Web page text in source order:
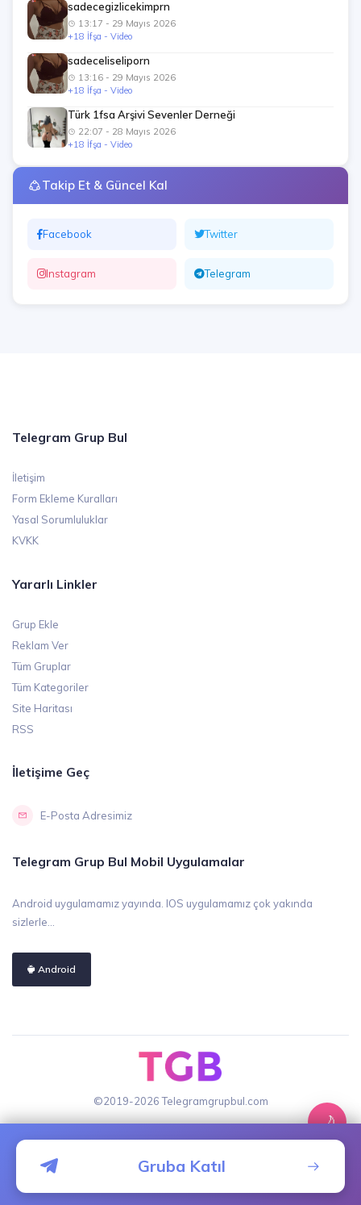
sadecegizlicekimprn
13:17 - 29 Mayıs 2026
+18 İfşa - Video
sadeceliseliporn
13:16 - 29 Mayıs 2026
+18 İfşa - Video
Türk 1fsa Arşivi Sevenler Derneği
22:07 - 28 Mayıs 2026
+18 İfşa - Video
Takip Et & Güncel Kal
Facebook Twitter
Instagram Telegram
Telegram Grup Bul
İletişim
Form Ekleme Kuralları
Yasal Sorumluluklar
KVKK
Yararlı Linkler
Grup Ekle
Reklam Ver
Tüm Gruplar
Tüm Kategoriler
Site Haritası
RSS
İletişime Geç
E-Posta Adresimiz
Telegram Grup Bul Mobil Uygulamalar
Android uygulamamız yayında. IOS uygulamamız çok yakında
sizlerle...
Android
©2019-2026 Telegramgrupbul.com
Gruba Katıl
🌙
Ana Gruplar Ekle